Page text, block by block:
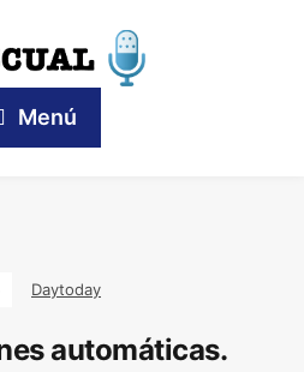
Menú
Daytoday
automáticas.